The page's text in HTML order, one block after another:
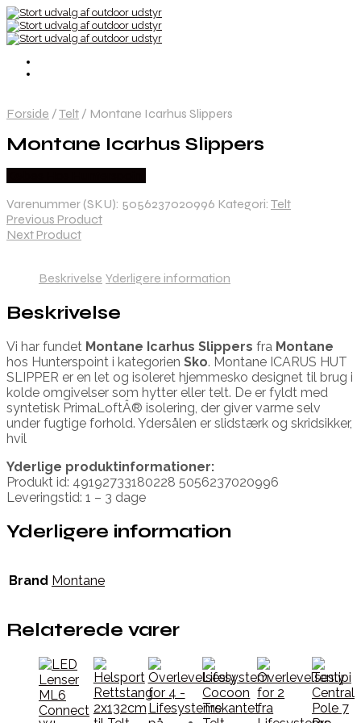
Forside /Telt / Montane Icarhus Slippers
Montane Icarhus Slippers
Varenummer (SKU): 5056237020996 Kategori: Telt
Previous Product
Next Product
Beskrivelse Yderligere information
Beskrivelse
Vi har fundet Montane Icarhus Slippers fra Montane
hos Hunterspoint i kategorien Sko. Montane ICARUS HUT
SLIPPER er en let og isoleret hjemmesko designet til brug i
kolde omgivelser som hytter eller telt. De er fyldt med
syntetisk PrimaLoftÂ® isolering, der giver varme selv
under fugtige forhold. Ydersålen er slidstærk og skridsikker,
hvil
Yderlige produktinformationer:
Produkt id: 49192733180228 5056237020996
Leveringstid: 1 – 3 dage
Yderligere information
Brand Montane
Relaterede varer